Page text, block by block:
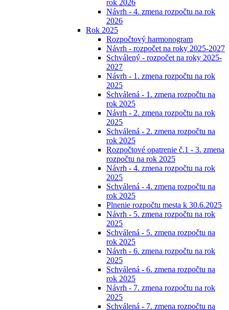
rok 2026
Návrh - 4. zmena rozpočtu na rok
2026
Rok 2025
Rozpočtový harmonogram
Návrh - rozpočet na roky 2025-2027
Schválený - rozpočet na roky 2025-
2027
Návrh - 1. zmena rozpočtu na rok
2025
Schválená - 1. zmena rozpočtu na
rok 2025
Návrh - 2. zmena rozpočtu na rok
2025
Schválená - 2. zmena rozpočtu na
rok 2025
Rozpočtové opatrenie č.1 - 3. zmena
rozpočtu na rok 2025
Návrh - 4. zmena rozpočtu na rok
2025
Schválená - 4. zmena rozpočtu na
rok 2025
Plnenie rozpočtu mesta k 30.6.2025
Návrh - 5. zmena rozpočtu na rok
2025
Schválená - 5. zmena rozpočtu na
rok 2025
Návrh - 6. zmena rozpočtu na rok
2025
Schválená - 6. zmena rozpočtu na
rok 2025
Návrh - 7. zmena rozpočtu na rok
2025
Schválená - 7. zmena rozpočtu na